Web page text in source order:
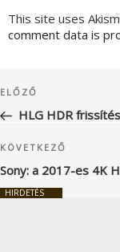
This site uses
comment data is
navigáció
Korábbi
bejegyzés
ELŐZŐ
HLG HDR
Következő
bejegyzés
KÖVETKEZŐ
Sony: a 2017-es 4K
HIRDETÉS